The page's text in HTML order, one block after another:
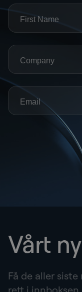
Vårt
Få de aller